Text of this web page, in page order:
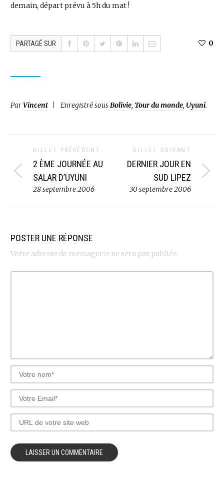
demain, départ prévu à 5h du mat !
PARTAGÉ SUR 0
ParVincent Enregistré sousBolivie, Tour du monde, Uyuni.
BILLET PRÉCÉDENT
2 ÈME JOURNÉE AU
SALAR D’UYUNI
28 septembre 2006
BILLET SUIVANT
DERNIER JOUR EN
SUD LIPEZ
30 septembre 2006
POSTER UNE RÉPONSE
Votre adresse de messagerie ne sera pas publiée.